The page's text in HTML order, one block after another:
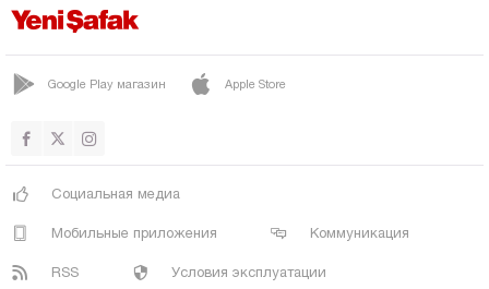
Коджаэли
Малатья
Google Play магазин Apple Store
Социальная медиа
Мобильные приложения Коммуникация
RSS Условия эксплуатации